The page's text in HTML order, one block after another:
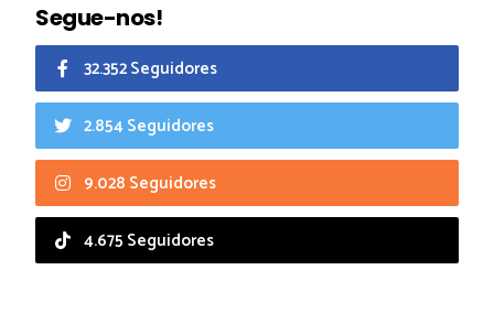
Segue-nos!
32.352 Seguidores
2.854 Seguidores
9.028 Seguidores
4.675 Seguidores